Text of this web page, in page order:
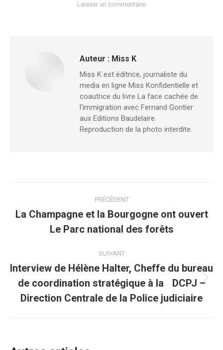
Laisser un commentaire
Auteur : Miss K
Miss K est éditrice, journaliste du
media en ligne Miss Konfidentielle et
coautrice du livre La face cachée de
l'immigration avec Fernand Gontier
aux Editions Baudelaire.
Reproduction de la photo interdite.
article
PRÉCÉDENT
Article
précédent
La Champagne et la Bourgogne ont ouvert
Le Parc national des forêts
SUIVANT
Article
suivant
Interview de Hélène Halter, Cheffe du bureau
de coordination stratégique à la DCPJ –
Direction Centrale de la Police judiciaire